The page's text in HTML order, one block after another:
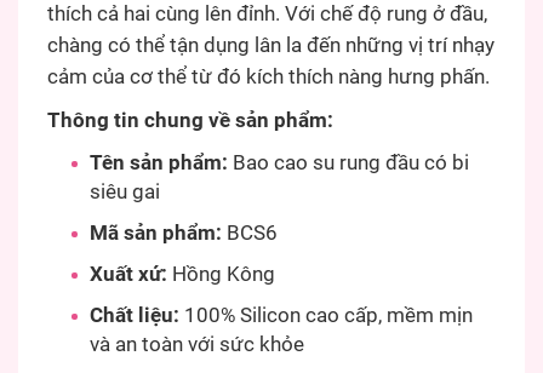
thích cả hai cùng lên đỉnh. Với chế độ rung ở đầu,
chàng có thể tận dụng lân la đến những vị trí nhạy
cảm của cơ thể từ đó kích thích nàng hưng phấn.
Thông tin chung về sản phẩm:
Tên sản phẩm: Bao cao su rung đầu có bi
siêu gai
Mã sản phẩm: BCS6
Xuất xứ: Hồng Kông
Chất liệu: 100% Silicon cao cấp, mềm mịn
và an toàn với sức khỏe